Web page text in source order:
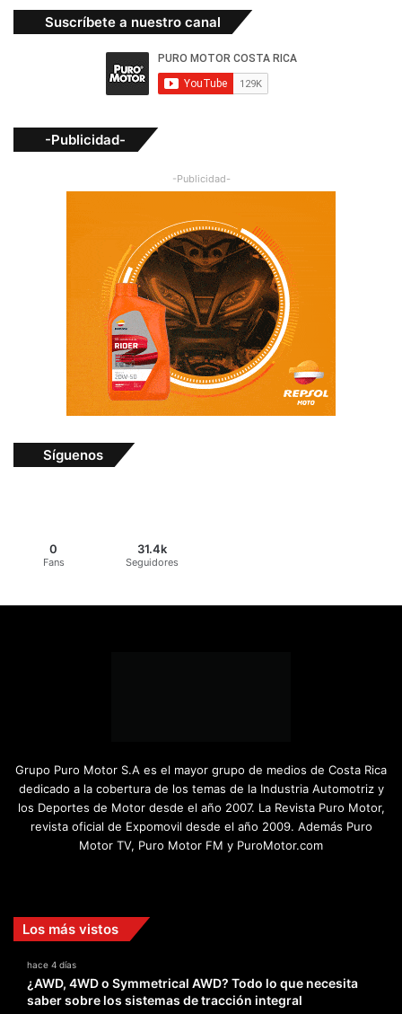
Suscríbete a nuestro canal
-Publicidad-
-Publicidad-
Síguenos
0
Fans
31.4k
Seguidores
Grupo Puro Motor S.A es el mayor grupo de medios de Costa Rica
dedicado a la cobertura de los temas de la Industria Automotriz y
los Deportes de Motor desde el año 2007. La Revista Puro Motor,
revista oficial de Expomovil desde el año 2009. Además Puro
Motor TV, Puro Motor FM y PuroMotor.com
Los más vistos
hace 4 días
¿AWD, 4WD o Symmetrical AWD? Todo lo que necesita
saber sobre los sistemas de tracción integral